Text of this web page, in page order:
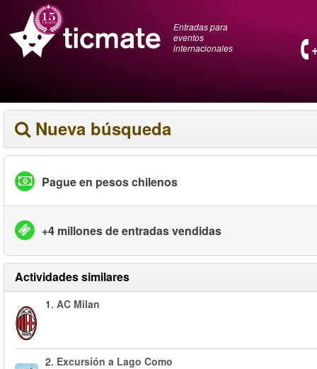
Entradas para
eventos
internacionales
Nueva búsqueda
Pague en pesos chilenos
+4 millones de entradas vendidas
Actividades similares
1. AC Milan
2. Excursión a Lago Como